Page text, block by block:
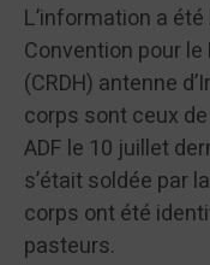
L’information a été
Convention pour
(CRDH) antenne
corps sont ceux
ADF le 10 juillet
s’était soldée par
corps ont été
pasteurs.